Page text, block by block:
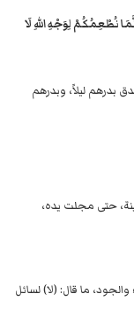
نُطْعِمُكُمْ لِوَجْهِ اللهِ لَا
بدرهم ليلاً، ‌وبدرهم
حتى مجلت يده،
ما قال: ‌(لا)‌ لسائل